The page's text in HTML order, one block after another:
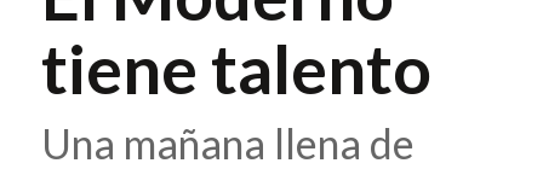
tiene talento
Una mañana llena de